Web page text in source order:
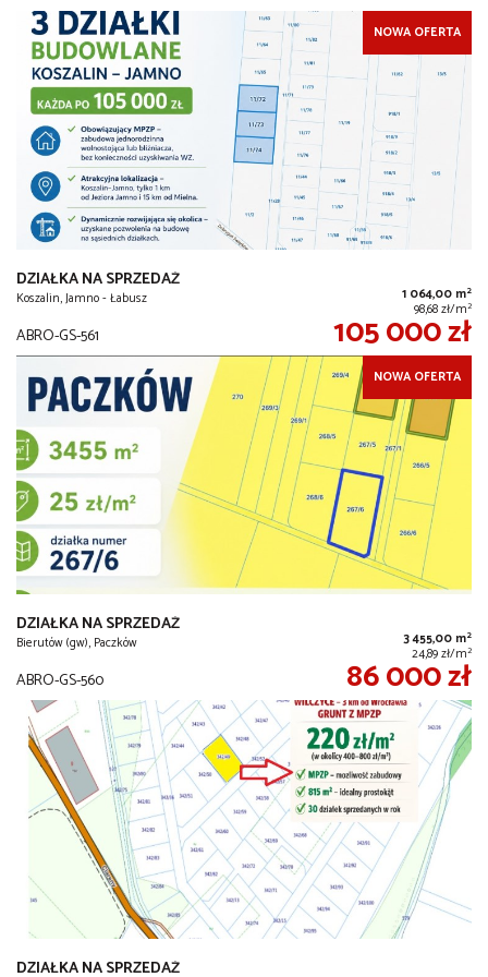
NOWA OFERTA
DZIAŁKA NA SPRZEDAŻ
Koszalin, Jamno - Łabusz 1 064,00 m2
98,68 zł/m2
ABRO-GS-561 105 000 zł
NOWA OFERTA
DZIAŁKA NA SPRZEDAŻ
Bierutów (gw), Paczków 3 455,00 m2
24,89 zł/m2
ABRO-GS-560 86 000 zł
DZIAŁKA NA SPRZEDAŻ